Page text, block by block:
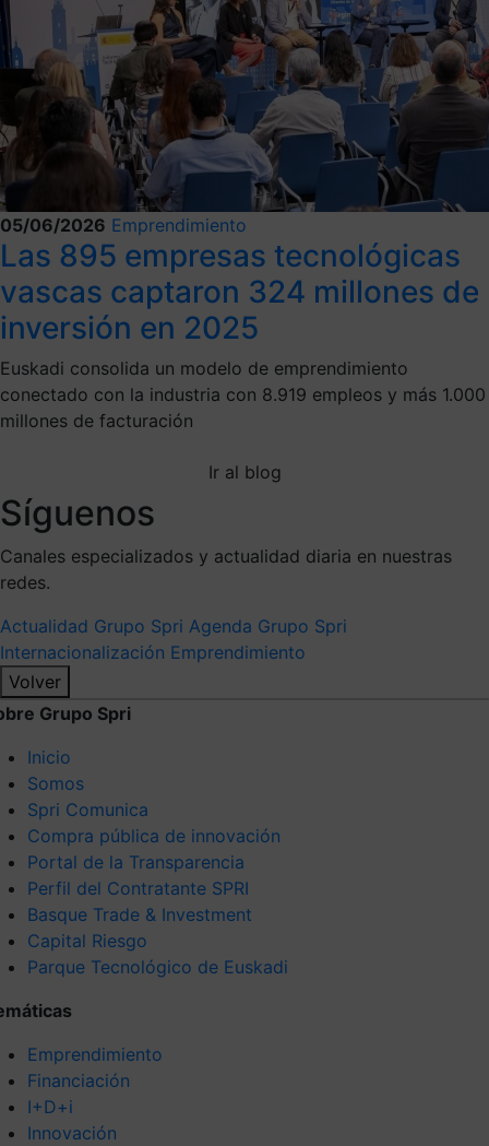
05/06/2026 Emprendimiento
Las 895 empresas tecnológicas
vascas captaron 324 millones de
inversión en 2025
Euskadi consolida un modelo de emprendimiento
conectado con la industria con 8.919 empleos y más 1.000
millones de facturación
Ir al blog
Síguenos
Canales especializados y actualidad diaria en nuestras
redes.
Actualidad Grupo Spri Agenda Grupo Spri
Internacionalización Emprendimiento
Volver
Grupo Spri
Inicio
Somos
Spri Comunica
Compra pública de innovación
Portal de la Transparencia
Perfil del Contratante SPRI
Basque Trade & Investment
Capital Riesgo
Parque Tecnológico de Euskadi
Emprendimiento
Financiación
I+D+i
Innovación